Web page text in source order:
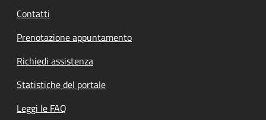
Contatti
Prenotazione appuntamento
Richiedi assistenza
Statistiche del portale
Leggi le FAQ